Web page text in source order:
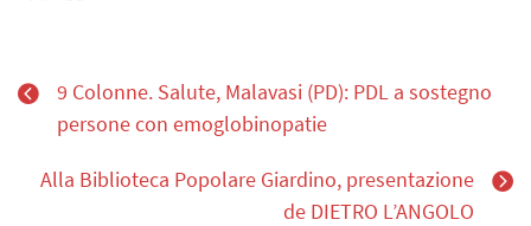
9 Colonne. Salute, Malavasi (PD): PDL a sostegno
persone con emoglobinopatie
Alla Biblioteca Popolare Giardino, presentazione
de DIETRO L’ANGOLO